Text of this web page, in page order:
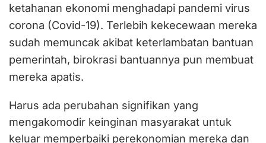
ketahanan ekonomi menghadapi pandemi virus
corona (Covid-19). Terlebih kekecewaan mereka
sudah memuncak akibat keterlambatan bantuan
pemerintah, birokrasi bantuannya pun membuat
mereka apatis.
Harus ada perubahan signifikan yang
mengakomodir keinginan masyarakat untuk
keluar memperbaiki perekonomian mereka dan